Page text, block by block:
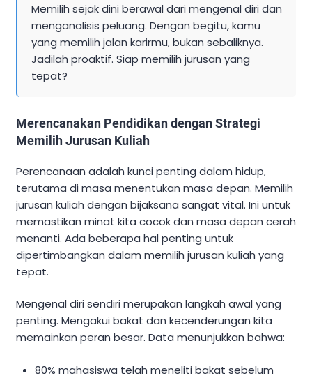
Memilih sejak dini berawal dari mengenal diri dan
menganalisis peluang. Dengan begitu, kamu
yang memilih jalan karirmu, bukan sebaliknya.
Jadilah proaktif. Siap memilih jurusan yang
tepat?
Merencanakan Pendidikan dengan Strategi
Memilih Jurusan Kuliah
Perencanaan adalah kunci penting dalam hidup,
terutama di masa menentukan masa depan. Memilih
jurusan kuliah dengan bijaksana sangat vital. Ini untuk
memastikan minat kita cocok dan masa depan cerah
menanti. Ada beberapa hal penting untuk
dipertimbangkan dalam memilih jurusan kuliah yang
tepat.
Mengenal diri sendiri merupakan langkah awal yang
penting. Mengakui bakat dan kecenderungan kita
memainkan peran besar. Data menunjukkan bahwa:
80% mahasiswa telah meneliti bakat sebelum